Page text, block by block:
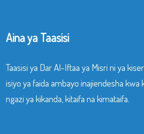
Aina ya Taasisi
Taasisi ya Dar Al-Iftaa ya Misri ni ya
isiyo ya faida ambayo inajiendesha kwa
ngazi ya kikanda, kitaifa na kimataifa.